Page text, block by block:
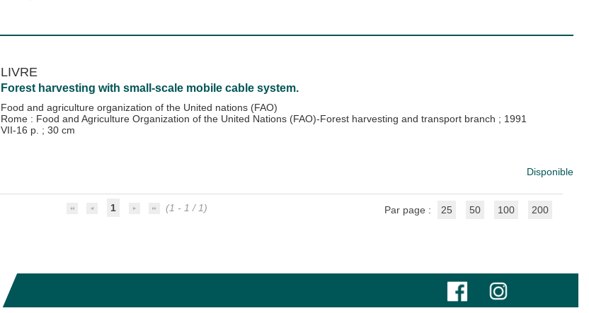
LIVRE
Forest harvesting with small-scale mobile cable system.
Food and agriculture organization of the United nations (FAO)
Rome : Food and Agriculture Organization of the United Nations (FAO)-Forest harvesting and transport branch ; 1991
VII-16 p. ; 30 cm
Disponible
1 (1 - 1 / 1) Par page : 25 50 100 200